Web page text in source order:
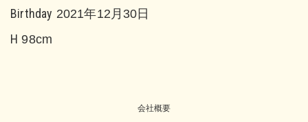
Birthday 2021年12月30日
H 98cm
会社概要